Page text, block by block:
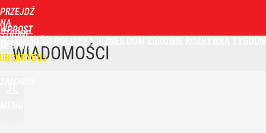
PRZEJDŹ
NA
STRONĘ
GŁÓWNĄ
WPROST
POLITYKA
WIADOMOŚCI